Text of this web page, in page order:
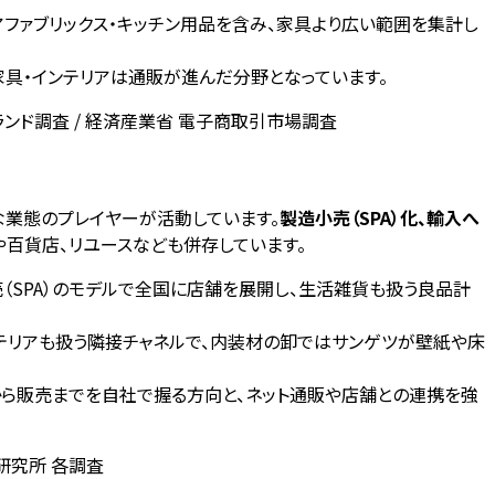
ファブリックス・キッチン用品を含み、家具より広い範囲を集計し
・インテリアは通販が進んだ分野となっています。
ンド調査 / 経済産業省 電子商取引市場調査
態のプレイヤーが活動しています。製造小売（SPA）化、輸入へ
貨店、リユースなども併存しています。
SPA）のモデルで全国に店舗を展開し、生活雑貨も扱う良品計
アも扱う隣接チャネルで、内装材の卸ではサンゲツが壁紙や床
売までを自社で握る方向と、ネット通販や店舗との連携を強
究所 各調査